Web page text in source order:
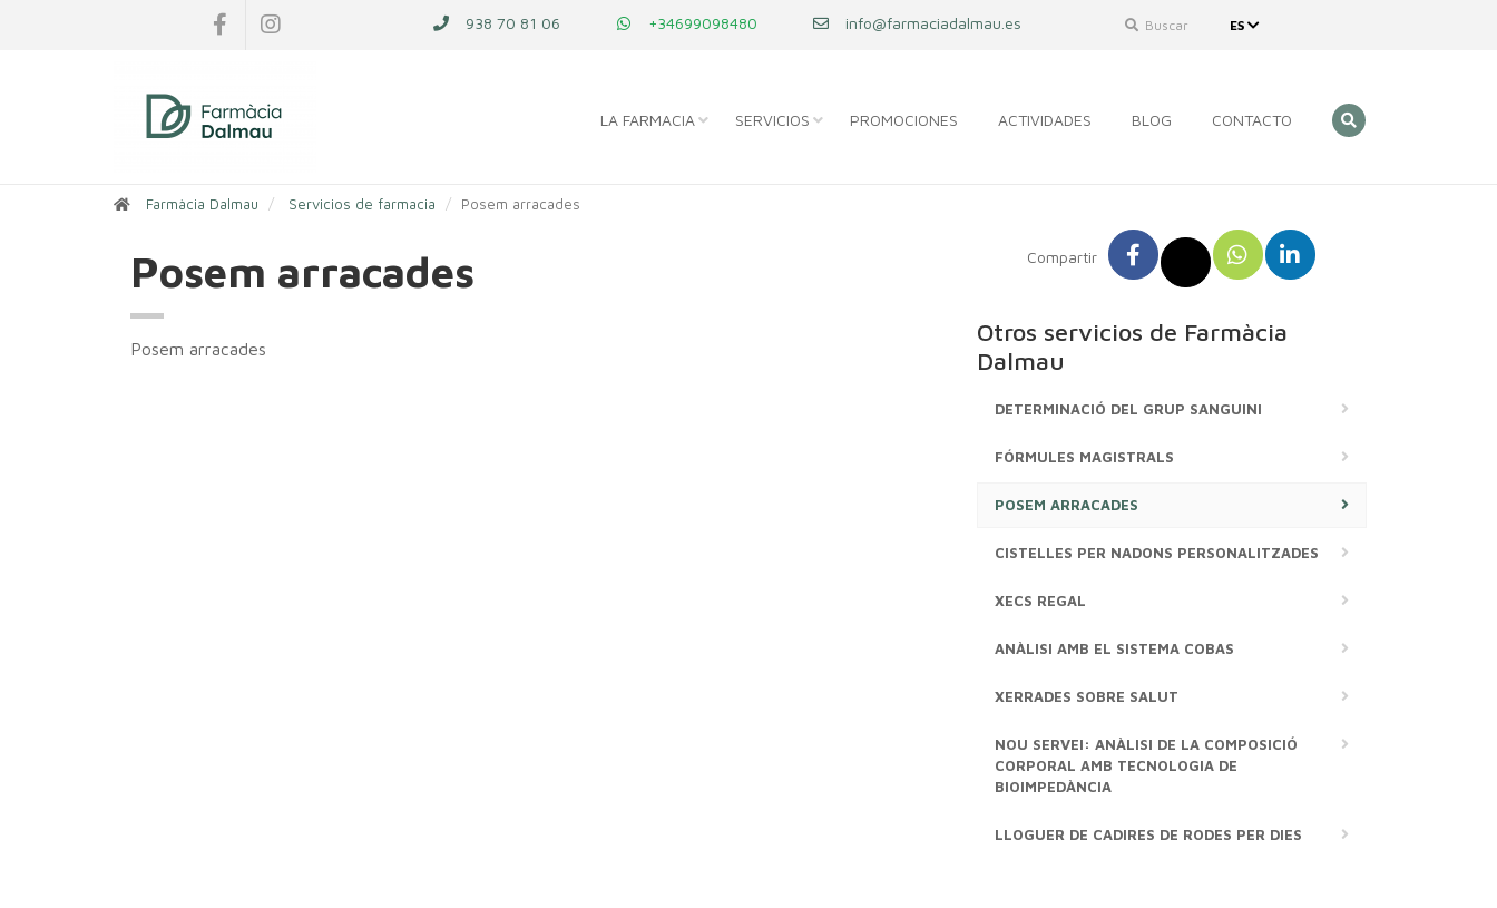
938 70 81 06 +34699098480 info@farmaciadalmau.es Buscar ES
LA FARMACIA SERVICIOS PROMOCIONES ACTIVIDADES BLOG CONTACTO
Farmàcia Dalmau Servicios de farmacia Posem arracades
Posem arracades
Posem arracades
Compartir
Otros servicios de Farmàcia
Dalmau
DETERMINACIÓ DEL GRUP SANGUINI
FÓRMULES MAGISTRALS
POSEM ARRACADES
CISTELLES PER NADONS PERSONALITZADES
XECS REGAL
ANÀLISI AMB EL SISTEMA COBAS
XERRADES SOBRE SALUT
NOU SERVEI: ANÀLISI DE LA COMPOSICIÓ
CORPORAL AMB TECNOLOGIA DE
BIOIMPEDÀNCIA
LLOGUER DE CADIRES DE RODES PER DIES